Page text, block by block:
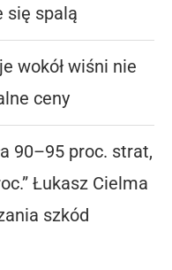
się spalą
wokół wiśni nie
ceny
90–95 proc. strat,
Łukasz Cielma
szkód